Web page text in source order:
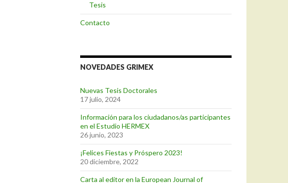
Tesis
Contacto
NOVEDADES GRIMEX
Nuevas Tesis Doctorales
17 julio, 2024
Información para los ciudadanos/as participantes
en el Estudio HERMEX
26 junio, 2023
¡Felices Fiestas y Próspero 2023!
20 diciembre, 2022
Carta al editor en la European Journal of